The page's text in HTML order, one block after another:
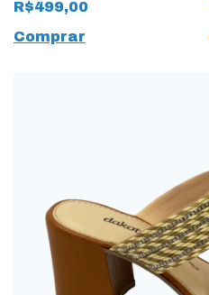
bloco Preto
R$499,00
Comprar